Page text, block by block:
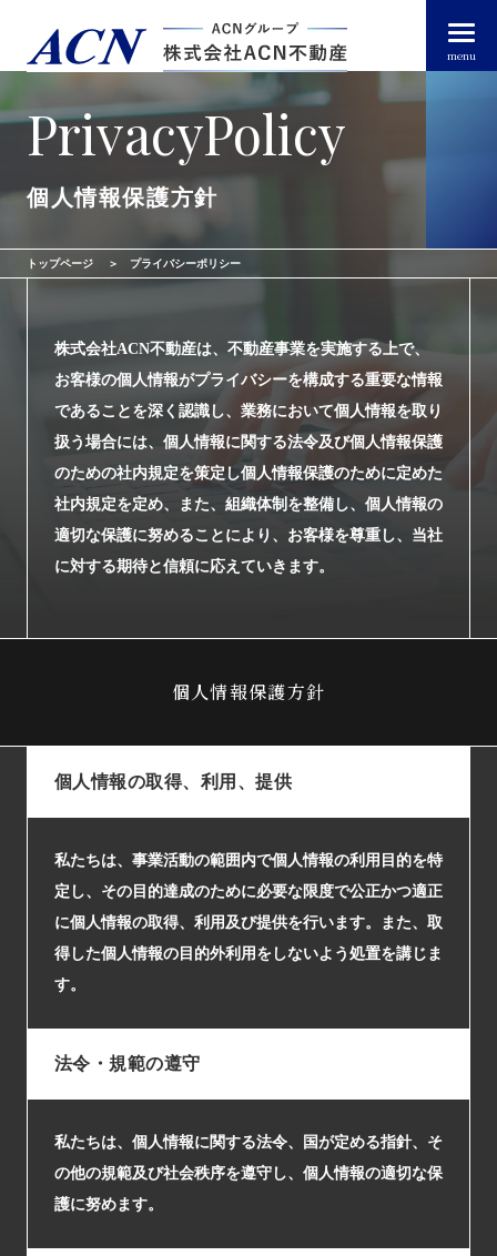
menu
経営者・法人のお客様
ACN不動産について arrow_right_alt
不動産投資ガイド arrow_right_alt
サービス一覧 arrow_right_alt
最新情報
会社情報 arrow_right_alt
プライバシーポリシー
勧誘方針
PrivacyPolicy
個人情報保護方針
トップページ プライバシーポリシー
株式会社ACN不動産は、不動産事業を実施する上で、
お客様の個人情報がプライバシーを構成する重要な情報
であることを深く認識し、業務において個人情報を取り
扱う場合には、個人情報に関する法令及び個人情報保護
のための社内規定を策定し個人情報保護のために定めた
社内規定を定め、また、組織体制を整備し、個人情報の
適切な保護に努めることにより、お客様を尊重し、当社
に対する期待と信頼に応えていきます。
個人情報保護方針
個人情報の取得、利用、提供
私たちは、事業活動の範囲内で個人情報の利用目的を特
定し、その目的達成のために必要な限度で公正かつ適正
に個人情報の取得、利用及び提供を行います。また、取
得した個人情報の目的外利用をしないよう処置を講じま
す。
法令・規範の遵守
私たちは、個人情報に関する法令、国が定める指針、そ
の他の規範及び社会秩序を遵守し、個人情報の適切な保
護に努めます。